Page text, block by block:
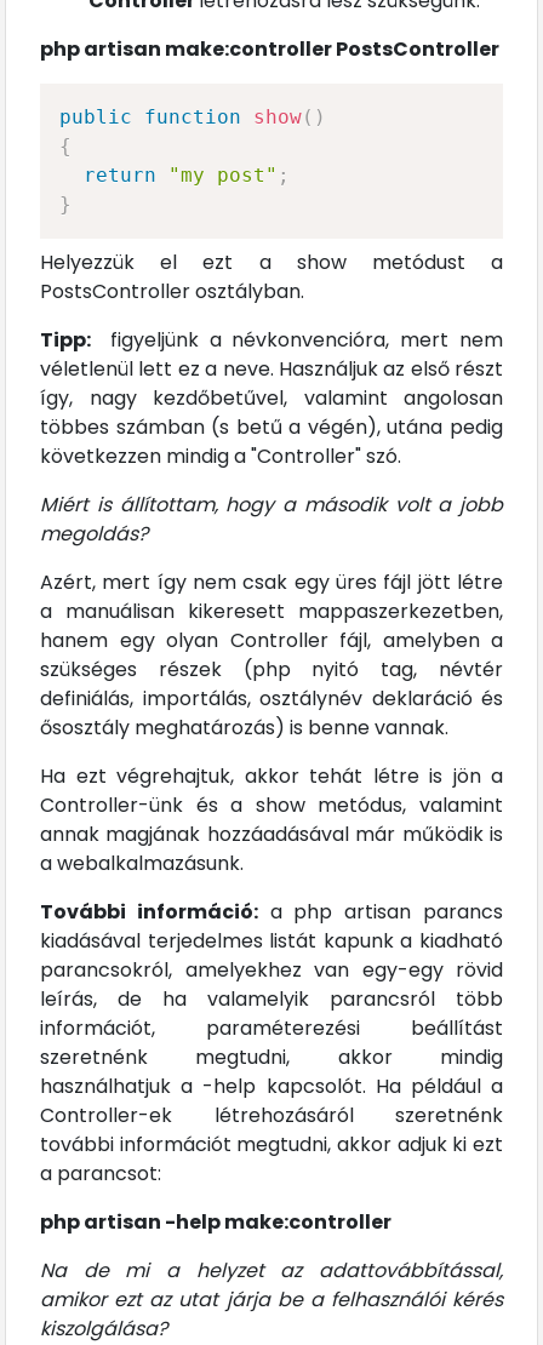
php artisan make:controller PostsController
public function show( )
{
return
"my post" ;
}
Helyezzük el ezt a show metódust a
PostsController osztályban.
Tipp: figyeljünk a névkonvencióra, mert nem
véletlenül lett ez a neve. Használjuk az első részt
így, nagy kezdőbetűvel, valamint angolosan
többes számban (s betű a végén), utána pedig
következzen mindig a "Controller" szó.
Miért is állítottam, hogy a második volt a jobb
megoldás?
Azért, mert így nem csak egy üres fájl jött létre
a manuálisan kikeresett mappaszerkezetben,
hanem egy olyan Controller fájl, amelyben a
szükséges részek (php nyitó tag, névtér
definiálás, importálás, osztálynév deklaráció és
ősosztály meghatározás) is benne vannak.
Ha ezt végrehajtuk, akkor tehát létre is jön a
Controller-ünk és a show metódus, valamint
annak magjának hozzáadásával már működik is
a webalkalmazásunk.
További információ:a php artisan parancs
kiadásával terjedelmes listát kapunk a kiadható
parancsokról, amelyekhez van egy-egy rövid
leírás, de ha valamelyik parancsról több
információt, paraméterezési beállítást
szeretnénk megtudni, akkor mindig
használhatjuk a -help kapcsolót. Ha például a
Controller-ek létrehozásáról szeretnénk
további információt megtudni, akkor adjuk ki ezt
a parancsot:
php artisan -help make:controller
Na de mi a helyzet az adattovábbítással,
amikor ezt az utat járja be a felhasználói kérés
kiszolgálása?